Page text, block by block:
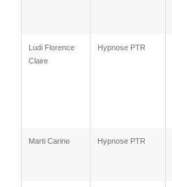
Ludi Florence
Claire
Hypnose PTR
Marti Carine Hypnose PTR